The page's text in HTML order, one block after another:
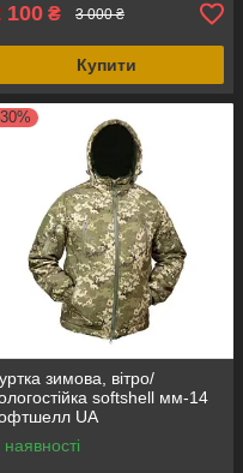
100 ₴ 3 000 ₴
Купити
зимова, вітро/
softshell мм-14
UA
наявності